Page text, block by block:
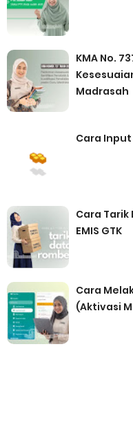
KMA No.
Madrasah
Cara Input
Cara Tarik
EMIS GTK
Cara
(Aktivasi